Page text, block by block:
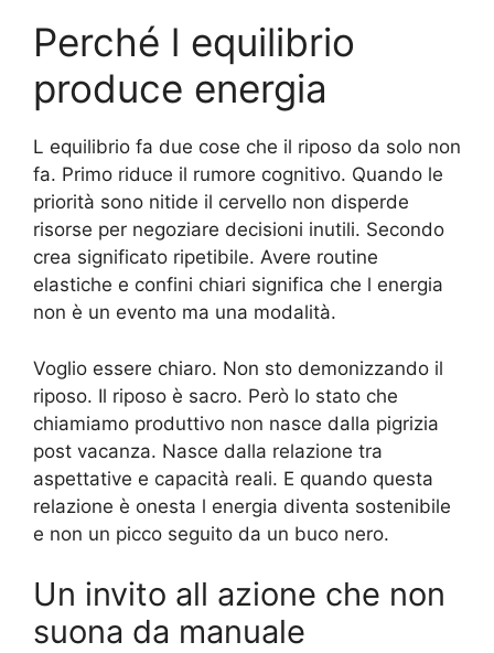
Perché l equilibrio
produce energia
L equilibrio fa due cose che il riposo da solo non
fa. Primo riduce il rumore cognitivo. Quando le
priorità sono nitide il cervello non disperde
risorse per negoziare decisioni inutili. Secondo
crea significato ripetibile. Avere routine
elastiche e confini chiari significa che l energia
non è un evento ma una modalità.
Voglio essere chiaro. Non sto demonizzando il
riposo. Il riposo è sacro. Però lo stato che
chiamiamo produttivo non nasce dalla pigrizia
post vacanza. Nasce dalla relazione tra
aspettative e capacità reali. E quando questa
relazione è onesta l energia diventa sostenibile
e non un picco seguito da un buco nero.
Un invito all azione che non
suona da manuale